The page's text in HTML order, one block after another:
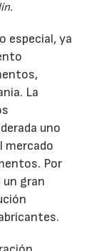
especial, ya
La
uno
mercado
Por
un gran